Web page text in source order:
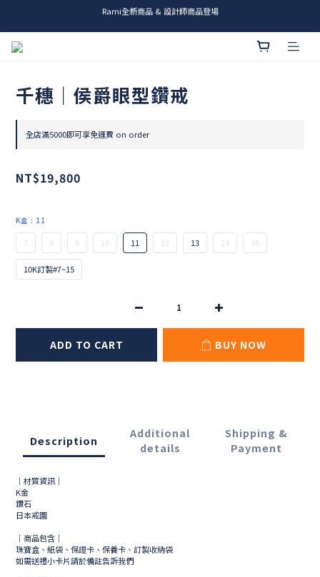
me.ie & A-Y2 新發售
Rami全新商品 & 設計師商品登場
千穗｜侯爵眼型鑽戒
全店滿5000即可享免運費 on order
NT$19,800
K金 : 11
7 8 10 11 12 13 14 15
10K訂製#7~15
ADD TO CART BUY NOW
Description
Additional
details
Shipping &
Payment
｜材質資訊｜
K金
鑽石
日本戒圍
｜商品包含｜
珠寶盒、紙袋、保證卡、保養卡、訂製收納袋
如需送禮小卡片請於備註告訴我們